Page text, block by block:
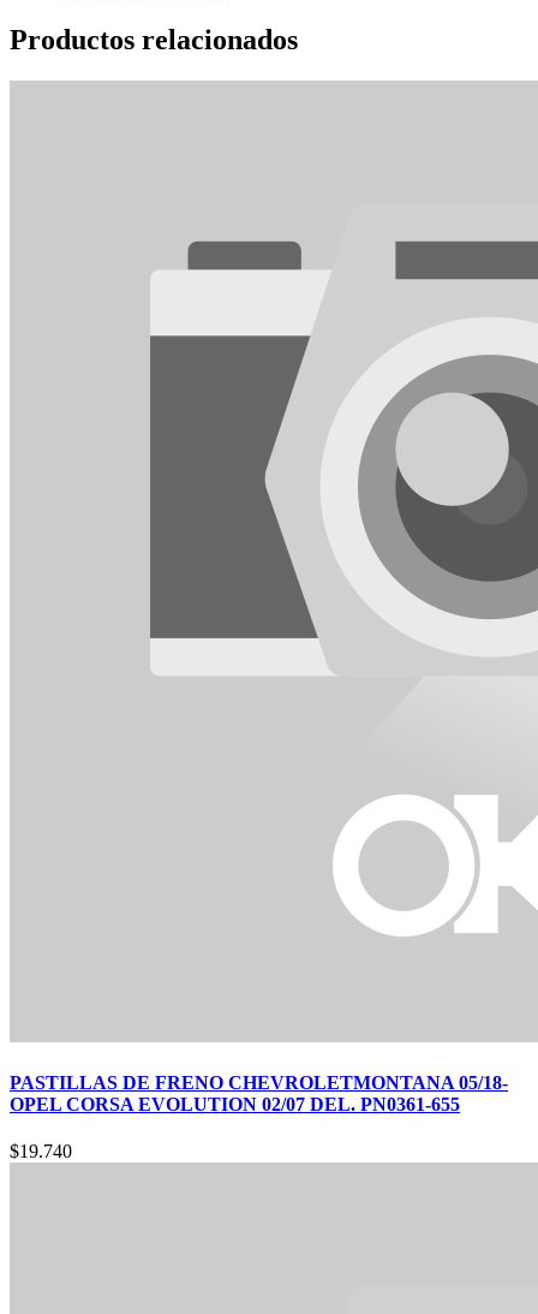
Productos relacionados
PASTILLAS DE FRENO CHEVROLETMONTANA 05/18-
OPEL CORSA EVOLUTION 02/07 DEL. PN0361-655
$19.740